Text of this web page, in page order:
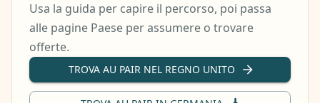
Usa la guida per capire il percorso, poi passa
alle pagine Paese per assumere o trovare
offerte.
TROVA AU PAIR NEL REGNO UNITO